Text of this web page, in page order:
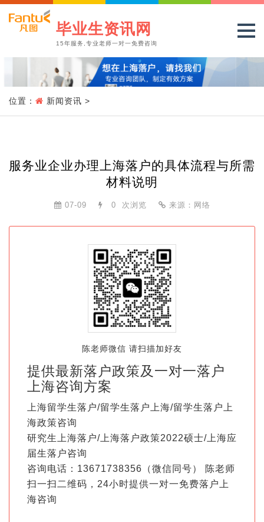
毕业生资讯网
15年服务,专业老师一对一免费咨询
位置： 新闻资讯 >
服务业企业办理上海落户的具体流程与所需
材料说明
07-09 0 次浏览 来源：网络
陈老师微信 请扫描加好友
提供最新落户政策及一对一落户
上海咨询方案
上海留学生落户/留学生落户上海/留学生落户上
海政策咨询
研究生上海落户/上海落户政策2022硕士/上海应
届生落户咨询
咨询电话：13671738356（微信同号） 陈老师
扫一扫二维码，24小时提供一对一免费落户上
海咨询